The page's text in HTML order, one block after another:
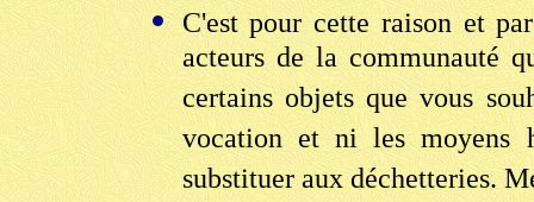
C'est pour cette raison et
acteurs de la communauté
certains objets que vous
vocation et ni les moyens
substituer aux déchetteries.